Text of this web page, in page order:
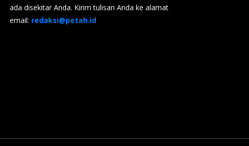
ada disekitar Anda. Kirim tulisan Anda ke alamat
email: redaksi@petah.id